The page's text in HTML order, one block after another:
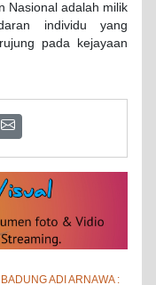
Nasional adalah milik
individu yang
pada kejayaan
ADI ARNAWA :